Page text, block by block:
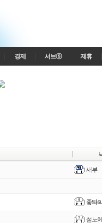
경제 서브ⓢ 제휴
새부
좋톼
섬노